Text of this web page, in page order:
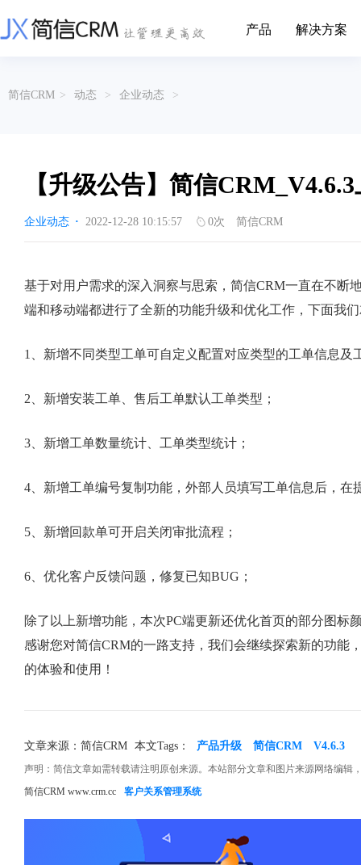
产品
营销云
从营销获客到商机转化的全流程管理
渠道云
融合分公司、经销商、总部伙伴管理
涵盖多种售前/后服务元素功能和接入
解决方案
挖现有客户价值以及开发更多新...
传媒企业自身由于数字化传媒的发
展，对其内部控制建设和完善也是...
进装修行业往
互联网等相关信息技术的发展是支撑
互联网金融模式发展的基石，给...
通过数字化方
享受个性化的
帮助文档
产品功能
以CRM产品为基础的功能点
关于简信
用户协议
简信CRM > 动态 > 企业动态 >
【升级公告】简信
企业动态 · 2022-12-28 10:15:57 0次 简信CRM
基于对用户需求的深入洞察与思索，简信CRM一直在不断
端和移动端都进行了全新的功能升级和优化工作，下面我
1、新增不同类型工单可自定义配置对应类型的工单信息及
2、新增安装工单、售后工单默认工单类型；
3、新增工单数量统计、工单类型统计；
4、新增工单编号复制功能，外部人员填写工单信息后，
5、新增回款单可开启关闭审批流程；
6、优化客户反馈问题，修复已知BUG；
除了以上新增功能，本次PC端更新还优化首页的部分图标
感谢您对简信CRM的一路支持，我们会继续探索新的功能
的体验和使用！
文章来源：简信CRM 本文Tags： 产品升级 简信CRM V4.6.3
声明：简信文章如需转载请注明原创来源。本站部分文章和图片来源网络编
简信CRM www.crm.cc
客户关系管理系统